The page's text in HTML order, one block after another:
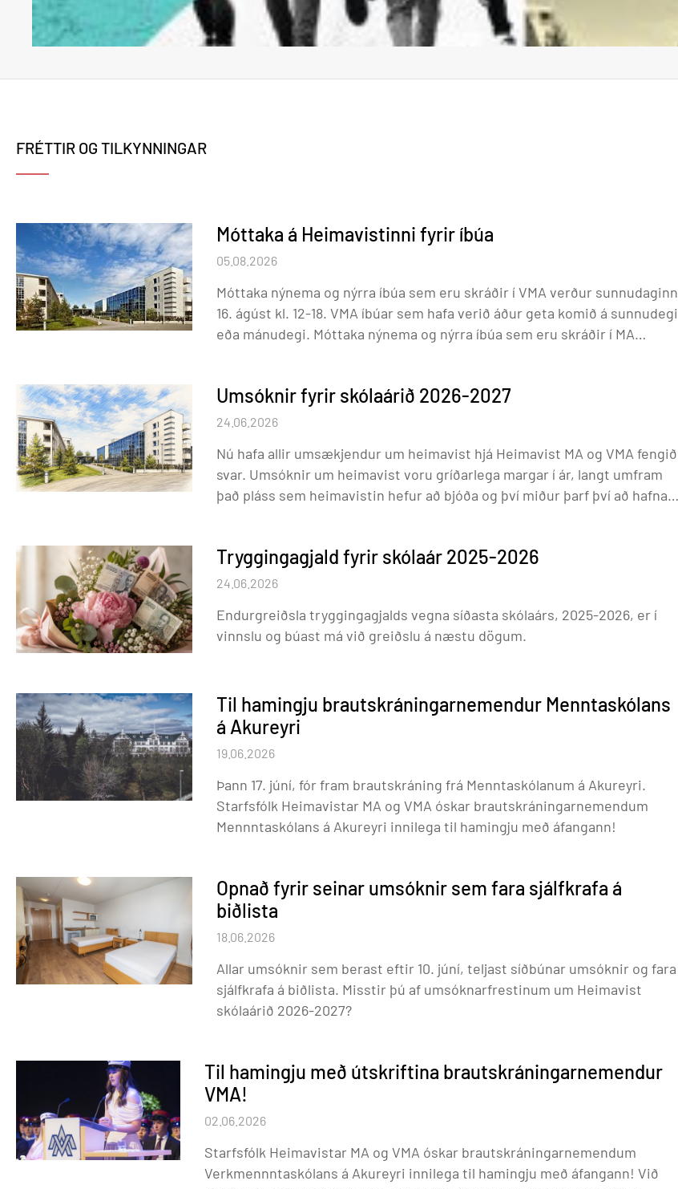
FRÉTTIR OG TILKYNNINGAR
Móttaka á Heimavistinni fyrir íbúa
Móttaka nýnema og nýrra íbúa sem eru skráðir í VMA verður sunnudaginn
16. ágúst kl. 12-18. VMA íbúar sem hafa verið áður geta komið á sunnudegi
eða mánudegi. Móttaka nýnema og nýrra íbúa sem eru skráðir í MA
tímasetningar.
05.08.2026
Umsóknir fyrir skólaárið 2026-2027
Nú hafa allir umsækjendur um heimavist hjá Heimavist MA og VMA fengið
svar. Umsóknir um heimavist voru gríðarlega margar í ár, langt umfram
það pláss sem heimavistin hefur að bjóða og því miður þarf því að hafna
24.06.2026
Tryggingagjald fyrir skólaár 2025-2026
Endurgreiðsla tryggingagjalds vegna síðasta skólaárs, 2025-2026, er í
vinnslu og búast má við greiðslu á næstu dögum.
24.06.2026
Til hamingju brautskráningarnemendur Menntaskólans
á Akureyri
Þann 17. júní, fór fram brautskráning frá Menntaskólanum á Akureyri.
Starfsfólk Heimavistar MA og VMA óskar brautskráningarnemendum
Mennntaskólans á Akureyri innilega til hamingju með áfangann!
19.06.2026
Opnað fyrir seinar umsóknir sem fara sjálfkrafa á
biðlista
Allar umsóknir sem berast eftir 10. júní, teljast síðbúnar umsóknir og fara
sjálfkrafa á biðlista. Misstir þú af umsóknarfrestinum um Heimavist
skólaárið 2026-2027?
18.06.2026
Til hamingju með útskriftina brautskráningarnemendur
VMA!
Starfsfólk Heimavistar MA og VMA óskar brautskráningarnemendum
Verkmennntaskólans á Akureyri innilega til hamingju með áfangann! Við
02.06.2026